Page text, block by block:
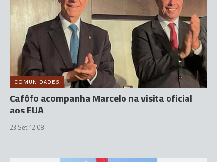
COMUNIDADES
Cafôfo acompanha Marcelo na visita oficial
aos EUA
23 Set 12:08